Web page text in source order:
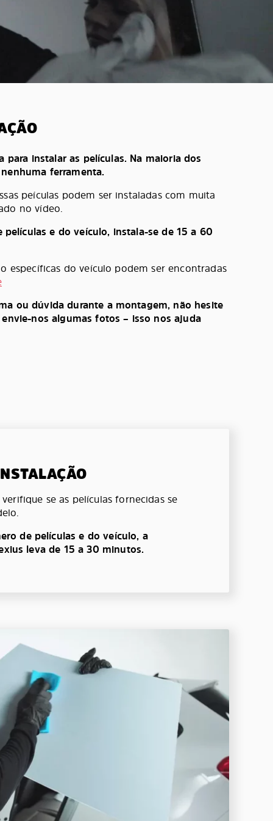
para instalar as películas. Na maioria dos
ferramenta.
peículas podem ser instaladas com muita
no vídeo.
e do veículo, instala-se de 15 a 60
específicas do veículo podem ser encontradas
ou dúvida durante a montagem, não hesite
nos algumas fotos – isso nos ajuda
se as películas fornecidas se
de películas e do veículo, a
leva de 15 a 30 minutos.